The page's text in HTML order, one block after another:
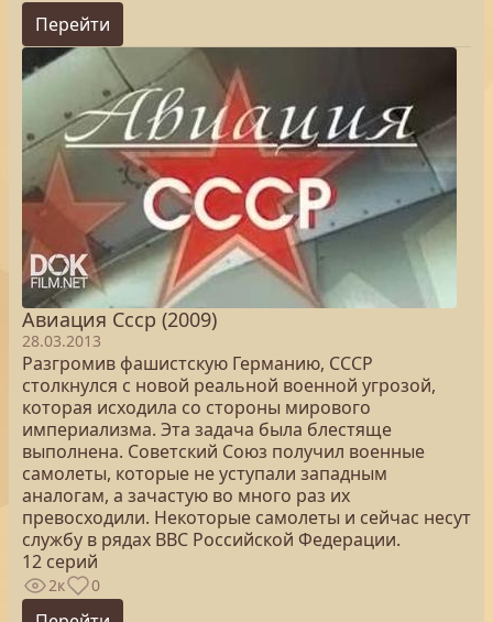
Перейти
Авиация Ссср (2009)
28.03.2013
Разгромив фашистскую Германию, СССР
столкнулся с новой реальной военной угрозой,
которая исходила со стороны мирового
империализма. Эта задача была блестяще
выполнена. Советский Союз получил военные
самолеты, которые не уступали западным
аналогам, а зачастую во много раз их
превосходили. Некоторые самолеты и сейчас несут
службу в рядах ВВС Российской Федерации.
12 серий
2к 0